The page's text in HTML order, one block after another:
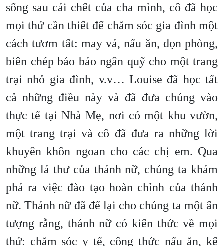
sống sau cái chết của cha mình, cô đã học
mọi thứ cần thiết để chăm sóc gia đình một
cách tươm tất: may vá, nấu ăn, dọn phòng,
biên chép báo báo ngân quỹ cho một trang
trại nhỏ gia đình, v.v… Louise đã học tất
cả những điều này và đã đưa chúng vào
thực tế tại Nhà Mẹ, nơi có một khu vườn,
một trang trại và cô đã đưa ra những lời
khuyên khôn ngoan cho các chị em. Qua
những lá thư của thánh nữ, chúng ta khám
phá ra việc đào tạo hoàn chỉnh của thánh
nữ. Thánh nữ đã để lại cho chúng ta một ấn
tượng rằng, thánh nữ có kiến ​​thức về mọi
thứ: chăm sóc y tế, công thức nấu ăn, kế